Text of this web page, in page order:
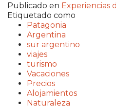
Publicado en Experiencias
Etiquetado como
Patagonia
Argentina
sur argentino
viajes
turismo
Vacaciones
Precios
Alojamientos
Naturaleza